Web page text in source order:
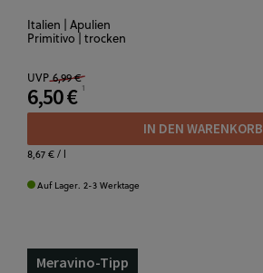
Italien | Apulien
Primitivo | trocken
UVP 6,99 €
6,50 €
IN DEN WARENKORB
8,67 €/ l
Auf Lager. 2-3 Werktage
Meravino-Tipp